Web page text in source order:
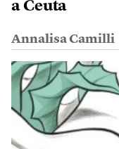
a Ceuta
Annalisa Camilli